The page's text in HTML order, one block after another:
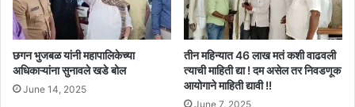
छगन भुजबळ यांनी महापालिकेच्या
अधिकाऱ्यांना सुनावले खडे बोल
June 14, 2025
तीन महिन्यात 46 लाख मतं कशी वाढवली
त्याची माहिती द्या ! दम असेल तर निवडणूक
आयोगाने माहिती द्यावी !!
June 7, 2025